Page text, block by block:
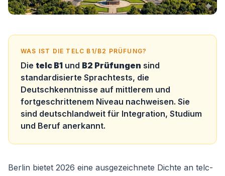
WAS IST DIE TELC B1/B2 PRÜFUNG?
Die telc B1 und B2 Prüfungen sind
standardisierte Sprachtests, die
Deutschkenntnisse auf mittlerem und
fortgeschrittenem Niveau nachweisen. Sie
sind deutschlandweit für Integration, Studium
und Beruf anerkannt.
Berlin bietet 2026 eine ausgezeichnete Dichte an telc-